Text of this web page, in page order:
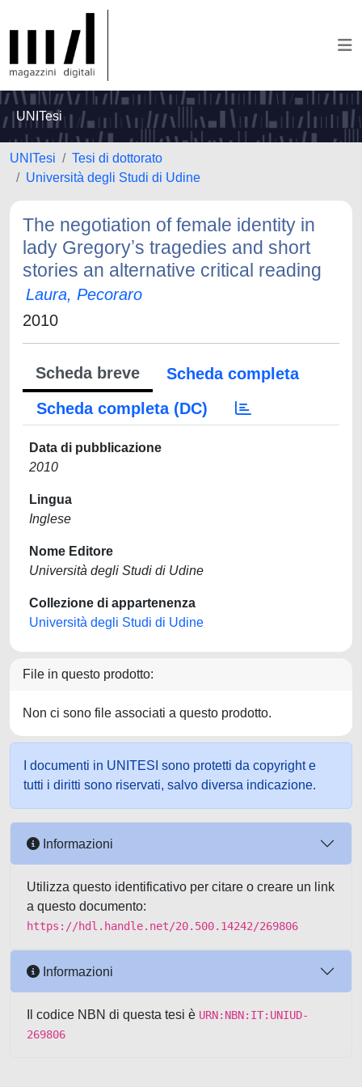
UNITesi
UNITesi
Tesi di dottorato
Università degli Studi di Udine
The negotiation of female identity in
lady Gregoryʼs tragedies and short
stories an alternative critical reading
Laura, Pecoraro
2010
Scheda breve
Scheda completa
Scheda completa (DC)
Data di pubblicazione
2010
Lingua
Inglese
Nome Editore
Università degli Studi di Udine
Collezione di appartenenza
Università degli Studi di Udine
File in questo prodotto:
Non ci sono file associati a questo prodotto.
I documenti in UNITESI sono protetti da copyright e
tutti i diritti sono riservati, salvo diversa indicazione.
Informazioni
Utilizza questo identificativo per citare o creare un link
a questo documento:
https://hdl.handle.net/20.500.14242/269806
Informazioni
Il codice NBN di questa tesi è URN:NBN:IT:UNIUD-
269806